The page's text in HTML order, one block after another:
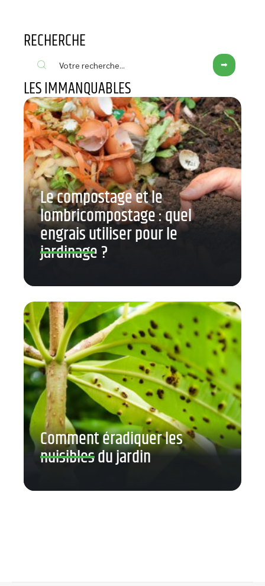
RECHERCHE
LES IMMANQUABLES
Le compostage et le
lombricompostage : quel
engrais utiliser pour le
jardinage ?
Comment éradiquer les
nuisibles du jardin